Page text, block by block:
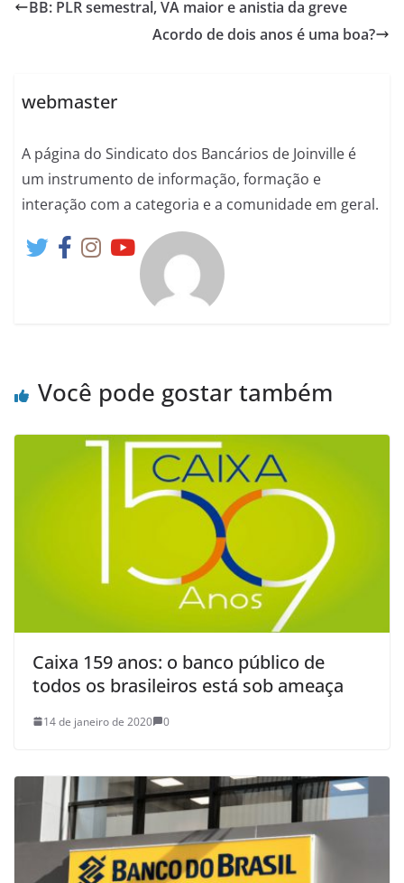
BB: PLR semestral, VA maior e anistia da greve
Acordo de dois anos é uma boa?
webmaster
A página do Sindicato dos Bancários de Joinville é
um instrumento de informação, formação e
interação com a categoria e a comunidade em geral.
Você pode gostar também
Caixa 159 anos: o banco público de
todos os brasileiros está sob ameaça
14 de janeiro de 2020 0